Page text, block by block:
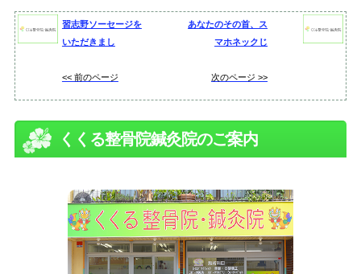
習志野ソーセージを
いただきまし
<< 前のページ
あなたのその首、ス
マホネックじ
次のページ >>
くくる整骨院鍼灸院のご案内